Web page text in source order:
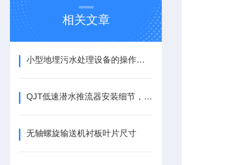
相关文章
小型地埋污水处理设备的操作流程
QJT低速潜水推流器安装细节，来看看把
无轴螺旋输送机衬板叶片尺寸